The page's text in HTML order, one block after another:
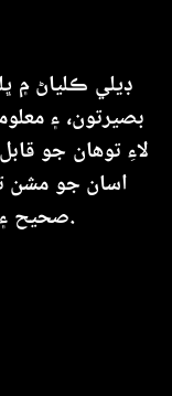
ڊيلي ڪلياڻ ۾
بصيرتون، ۽
لاءِ توهان جو
اسان جو مشن
صحيح ۽ بروقت خبرون پهچائڻ آهي.